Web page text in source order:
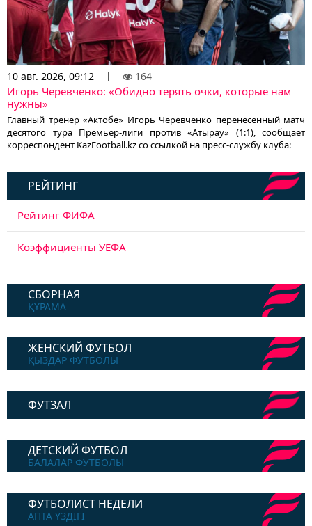
10 авг. 2026, 09:12 164
Игорь Черевченко: «Обидно терять очки, которые нам
нужны»
Главный тренер «Актобе» Игорь Черевченко перенесенный матч
десятого тура Премьер-лиги против «Атырау» (1:1), сообщает
корреспондент KazFootball.kz со ссылкой на пресс-службу клуба:
РЕЙТИНГ
Рейтинг ФИФА
Коэффициенты УЕФА
СБОРНАЯ
ҚҰРАМА
ЖЕНСКИЙ ФУТБОЛ
ҚЫЗДАР ФУТБОЛЫ
ФУТЗАЛ
ДЕТСКИЙ ФУТБОЛ
БАЛАЛАР ФУТБОЛЫ
ФУТБОЛИСТ НЕДЕЛИ
АПТА ҮЗДІГІ